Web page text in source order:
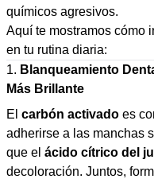
químicos agresivos.
Aquí te mostramos cómo
en tu rutina diaria:
1. Blanqueamiento
Más Brillante
El carbón activado es
adherirse a las manchas
que el ácido cítrico del
decoloración. Juntos,